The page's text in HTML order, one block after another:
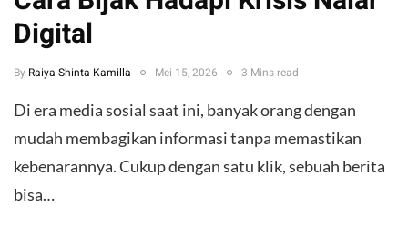
Digital
By Raiya Shinta Kamilla Mei 15, 2026 3 Mins read
​Di era media sosial saat ini, banyak orang dengan
mudah membagikan informasi tanpa memastikan
kebenarannya. Cukup dengan satu klik, sebuah berita
bisa…